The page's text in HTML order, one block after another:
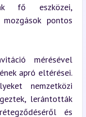
fő eszközei,
pontos
mérésével
apró eltérései.
nemzetközi
lerántották
és